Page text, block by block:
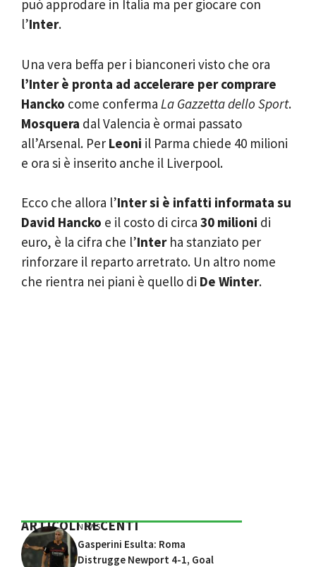
può approdare in Italia ma per giocare con
l’Inter.
Una vera beffa per i bianconeri visto che ora
l’Inter è pronta ad accelerare per comprare
Hancko come conferma La Gazzetta dello Sport.
Mosquera dal Valencia è ormai passato
all’Arsenal. Per Leoni il Parma chiede 40 milioni
e ora si è inserito anche il Liverpool.
Ecco che allora l’Inter si è infatti informata su
David Hancko e il costo di circa 30 milioni di
euro, è la cifra che l’Interha stanziato per
rinforzare il reparto arretrato. Un altro nome
che rientra nei piani è quello di De Winter.
ARTICOLI RECENTI
NEWS
Gasperini Esulta: Roma
Distrugge Newport 4-1, Goal